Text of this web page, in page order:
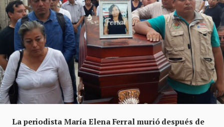
La periodista María Elena Ferral murió después de